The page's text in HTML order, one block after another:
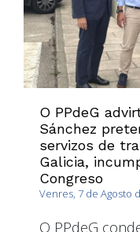
O PPdeG
Sánchez
servizos de
Galicia,
Congreso
Venres, 7 de Agosto
O PPdeG